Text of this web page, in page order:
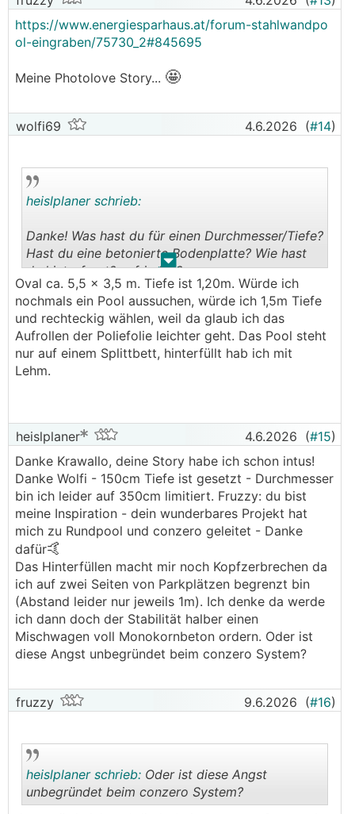
https://www.energiesparhaus.at/forum-stahlwandpo
ol-eingraben/75730_2#845695
Meine Photolove Story... 🤩
wolfi69 4.6.2026 (#14)
. .
heislplaner schrieb:
Danke! Was hast du für einen Durchmesser/Tiefe?
Hast du eine betonierte Bodenplatte? Wie hast
du hinterfragt? zufrieden?
Oval ca. 5,5 x 3,5 m. Tiefe ist 1,20m. Würde ich
nochmals ein Pool aussuchen, würde ich 1,5m Tiefe
und rechteckig wählen, weil da glaub ich das
Aufrollen der Poliefolie leichter geht. Das Pool steht
nur auf einem Splittbett, hinterfüllt hab ich mit
Lehm.
heislplaner 4.6.2026 (#15)
Danke Krawallo, deine Story habe ich schon intus!
Danke Wolfi - 150cm Tiefe ist gesetzt - Durchmesser
bin ich leider auf 350cm limitiert. Fruzzy: du bist
meine Inspiration - dein wunderbares Projekt hat
mich zu Rundpool und conzero geleitet - Danke
dafür🤙
Das Hinterfüllen macht mir noch Kopfzerbrechen da
ich auf zwei Seiten von Parkplätzen begrenzt bin
(Abstand leider nur jeweils 1m). Ich denke da werde
ich dann doch der Stabilität halber einen
Mischwagen voll Monokornbeton ordern. Oder ist
diese Angst unbegründet beim conzero System?
fruzzy 9.6.2026 (#16)
heislplaner schrieb: Oder ist diese Angst
unbegründet beim conzero System?